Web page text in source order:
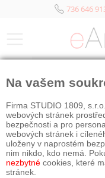
736 646
Na vašem
Firma STUDIO 1809,
webových stránek
bezpečnosti a pro
webových stránek i
uloženy v naprostém
nim nikdo, kdo nemá.
nezbytné cookies, které
stránek.